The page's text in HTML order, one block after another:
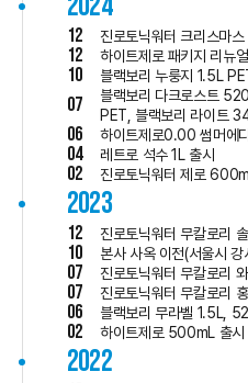
12 진로토닉워터 크리스마스
12 하이트제로 패키지 리뉴
10 블랙보리 누룽지 1.5L
07
블랙보리 다크로스트
PET, 블랙보리 라이트
06 하이트제로0.00 썸머에
04 레트로 석수 1L 출시
02 진로토닉워터 제로
2023
12 진로토닉워터 무칼로리
10 본사 사옥 이전(서울시 강
07 진로토닉워터 무칼로리
07 진로토닉워터 무칼로리
06 블랙보리 무라벨 1.5L,
02 하이트제로 500mL 출시
2022